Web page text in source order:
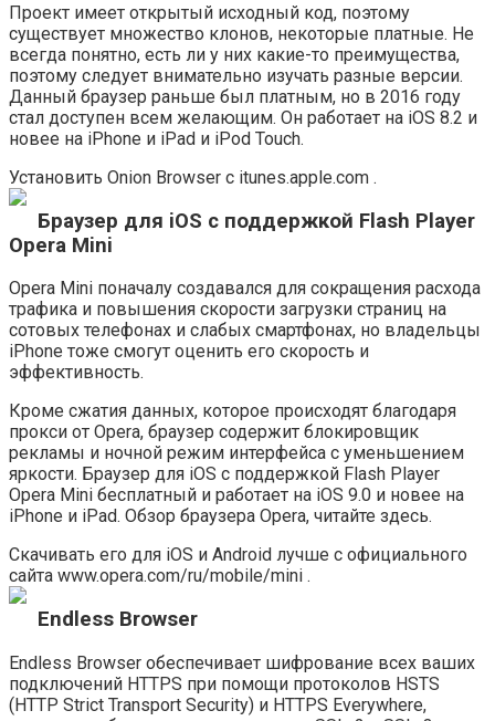
Проект имеет открытый исходный код, поэтому
существует множество клонов, некоторые платные. Не
всегда понятно, есть ли у них какие-то преимущества,
поэтому следует внимательно изучать разные версии.
Данный браузер раньше был платным, но в 2016 году
стал доступен всем желающим. Он работает на iOS 8.2 и
новее на iPhone и iPad и iPod Touch.
Установить Onion Browser с itunes.apple.com .
Браузер для iOS с поддержкой Flash Player
Opera Mini
Opera Mini поначалу создавался для сокращения расхода
трафика и повышения скорости загрузки страниц на
сотовых телефонах и слабых смартфонах, но владельцы
iPhone тоже смогут оценить его скорость и
эффективность.
Кроме сжатия данных, которое происходят благодаря
прокси от Opera, браузер содержит блокировщик
рекламы и ночной режим интерфейса с уменьшением
яркости. Браузер для iOS с поддержкой Flash Player
Opera Mini бесплатный и работает на iOS 9.0 и новее на
iPhone и iPad. Обзор браузера Opera, читайте здесь.
Скачивать его для iOS и Android лучше с официального
сайта www.opera.com/ru/mobile/mini .
Endless Browser
Endless Browser обеспечивает шифрование всех ваших
подключений HTTPS при помощи протоколов HSTS
(HTTP Strict Transport Security) и HTTPS Everywhere,